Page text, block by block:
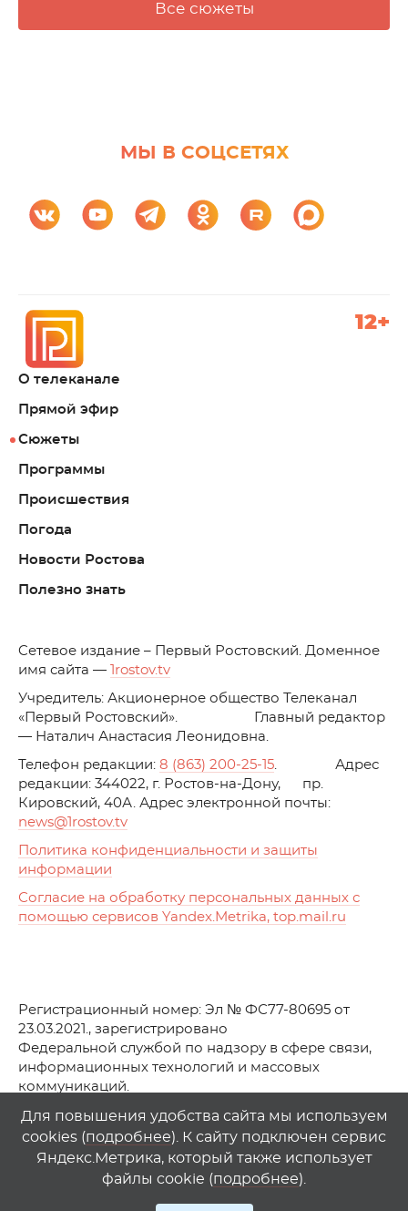
Все сюжеты
МЫ В СОЦСЕТЯХ
О телеканале
Прямой эфир
Сюжеты
Программы
Происшествия
Погода
Новости Ростова
Полезно знать
12+
Cетевое издание – Первый Ростовский. Доменное
имя сайта —
1rostov.tv
Учредитель: Акционерное общество Телеканал
«Первый Ростовский». Главный редактор
— Наталич Анастасия Леонидовна.
Телефон редакции: 8 (863) 200-25-15. Адрес
редакции: 344022, г. Ростов-на-Дону, пр.
Кировский, 40А. Адрес электронной почты:
news@1rostov.tv
Политика конфиденциальности и защиты
информации
Согласие на обработку персональных данных с
помощью сервисов Yandex.Metrika, top.mail.ru
Регистрационный номер: Эл № ФС77-80695 от
23.03.2021., зарегистрировано
Федеральной службой по надзору в сфере связи,
информационных технологий и массовых
коммуникаций.
© АО Телеканал «Первый Ростовский» (2021-2025)
Любое использование материалов сайта возможно
только при указании гиперссылки на1rostov.tv
Для повышения удобства сайта мы используем
cookies (подробнее). К сайту подключен сервис
Яндекс.Метрика, который также использует
файлы cookie (подробнее).